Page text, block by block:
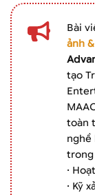
Bài
ảnh
tạo
toàn
nghề
trong
·
· Kỹ